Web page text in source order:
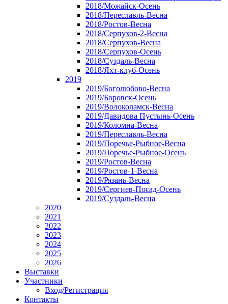
2018/Можайск-Осень
2018/Переславль-Весна
2018/Ростов-Весна
2018/Серпухов-2-Весна
2018/Серпухов-Весна
2018/Серпухов-Осень
2018/Суздаль-Весна
2018/Яхт-клуб-Осень
2019
2019/Боголюбово-Весна
2019/Боровск-Осень
2019/Волоколамск-Весна
2019/Давидова Пустынь-Осень
2019/Коломна-Весна
2019/Переславль-Весна
2019/Поречье-Рыбное-Весна
2019/Поречье-Рыбное-Осень
2019/Ростов-Весна
2019/Ростов-1-Весна
2019/Рязань-Весна
2019/Сергиев-Посад-Осень
2019/Суздаль-Весна
2020
2021
2022
2023
2024
2025
2026
Выставки
Участники
Вход/Регистрация
Контакты